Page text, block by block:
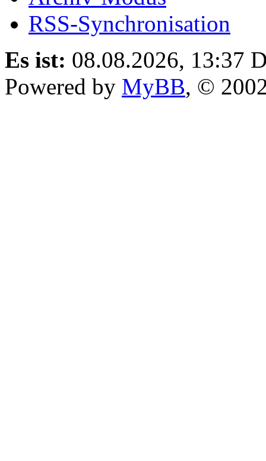
RSS-Synchronisation
Es ist: 08.08.2026, 13:37
Powered by MyBB, ©